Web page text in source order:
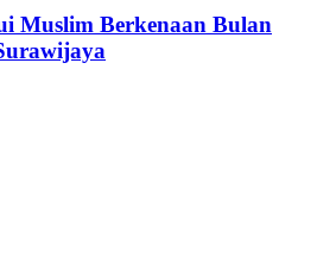
Muslim Berkenaan Bulan